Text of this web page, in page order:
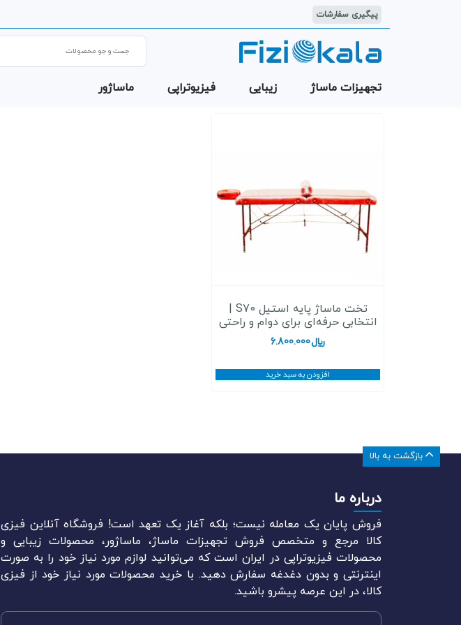
پیگیری سفارشات
Products
search
تجهیزات ماساژ زیبایی فیزیوتراپی ماساژور
انتخابی حرفه‌ای برای دوام و راحتی
﷼6.800.000
افزودن به سبد خرید
درباره ما
فروش پایان یک معامله نیست؛ بلکه آغاز یک تعهد است! فروشگاه آنلاین فیزی
کالا مرجع و متخصص فروش تجهیزات ماساژ، ماساژور، محصولات زیبایی و
محصولات فیزیوتراپی در ایران است که می‌توانید لوازم مورد نیاز خود را به صورت
اینترنتی و بدون دغدغه سفارش دهید. با خرید محصولات مورد نیاز خود از فیزی
کالا، در این عرصه پیشرو باشید.
بازگشت به بالا